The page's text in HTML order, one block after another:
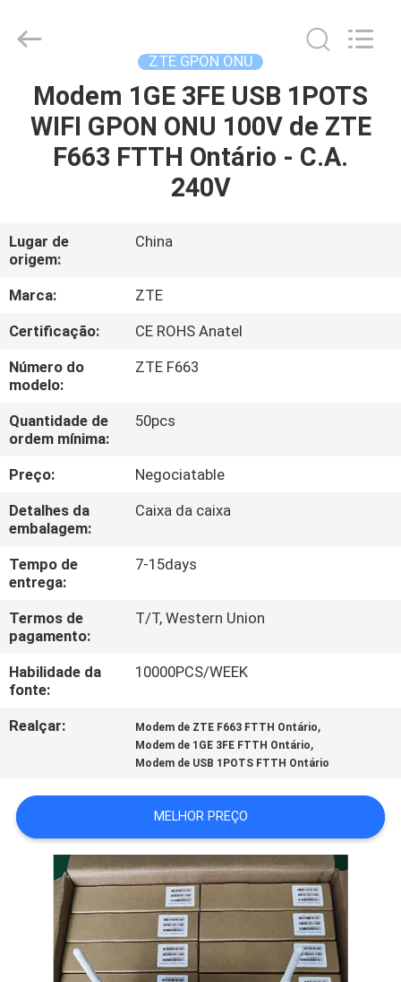
CASA
PRODUTOS
NÓS
EXCURSÃO
DA
FÁBRICA
CONTROLE
DA
QUALIDADE
CONTACTE-
NOS
PEÇA
UMAS
CITAÇÕES
MAPA
SITE
PRIVACY
POLICY
LIMITED.
ZTE GPON ONU
Modem 1GE 3FE USB 1POTS
WIFI GPON ONU 100V de ZTE
F663 FTTH Ontário - C.A.
240V
Lugar de
origem:
China
Marca:
ZTE
Certificação:
CE ROHS Anatel
Número do
modelo:
ZTE F663
Quantidade de
ordem mínima:
50pcs
Preço:
Negociatable
Detalhes da
embalagem:
Caixa da caixa
Tempo de
entrega:
7-15days
Termos de
pagamento:
T/T, Western Union
Habilidade da
fonte:
10000PCS/WEEK
Realçar: Modem de ZTE F663 FTTH Ontário,
Modem de 1GE 3FE FTTH Ontário,
Modem de USB 1POTS FTTH Ontário
MELHOR PREÇO